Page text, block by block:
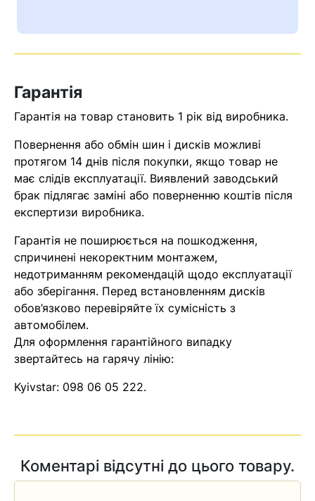
Помилка:
Оператор зв’яжеться з вами
найближчим часом
Гарантія
Гарантія на товар становить 1 рік від виробника.
Повернення або обмін шин і дисків можливі
протягом 14 днів після покупки, якщо товар не
має слідів експлуатації. Виявлений заводський
брак підлягає заміні або поверненню коштів після
експертизи виробника.
Гарантія не поширюється на пошкодження,
спричинені некоректним монтажем,
недотриманням рекомендацій щодо експлуатації
або зберігання. Перед встановленням дисків
обов’язково перевіряйте їх сумісність з
автомобілем.
Для оформлення гарантійного випадку
звертайтесь на гарячу лінію:
Kyivstar: 098 06 05 222.
Коментарі відсутні до цього товару.